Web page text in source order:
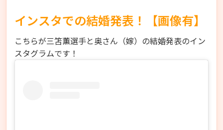
インスタでの結婚発表！【画像有】
こちらが三笘薫選手と奥さん（嫁）の結婚発表のイン
スタグラムです！